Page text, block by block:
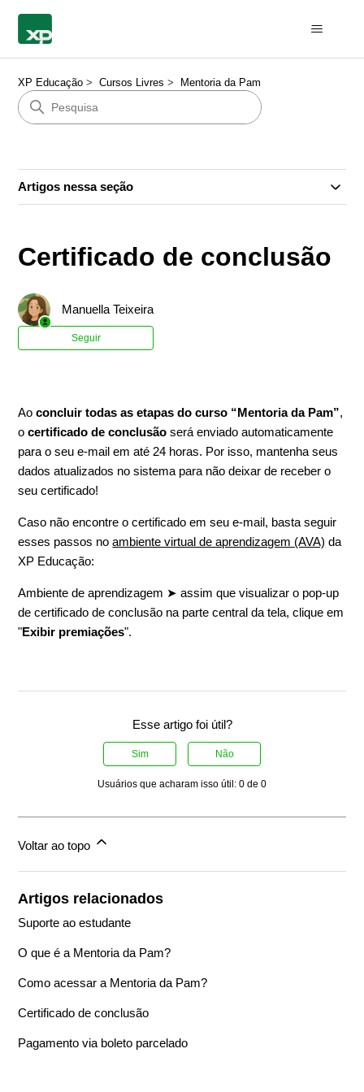
XP Educação Cursos Livres Mentoria da Pam
Artigos nessa seção
Certificado de conclusão
Manuella Teixeira
Seguir
Aoconcluir todas as etapas do curso “Mentoria da Pam”,
ocertificado de conclusão será enviado automaticamente
para o seu e-mail em até 24 horas. Por isso, mantenha seus
dados atualizados no sistema para não deixar de receber o
seu certificado!
Caso não encontre o certificado em seu e-mail, basta seguir
esses passos noambiente virtual de aprendizagem (AVA) da
XP Educação:
Ambiente de aprendizagem ➤ assim que visualizar o pop-up
de certificado de conclusão na parte central da tela, clique em
"Exibir premiações".
Esse artigo foi útil?
Sim Não
Usuários que acharam isso útil: 0 de 0
Voltar ao topo
Artigos relacionados
Suporte ao estudante
O que é a Mentoria da Pam?
Como acessar a Mentoria da Pam?
Certificado de conclusão
Pagamento via boleto parcelado